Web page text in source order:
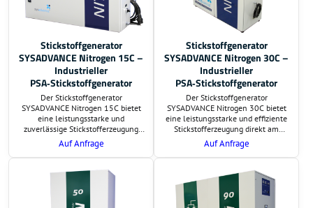
Stickstoffgenerator
SYSADVANCE Nitrogen 15C –
Industrieller
PSA‑Stickstoffgenerator
Der Stickstoffgenerator
SYSADVANCE Nitrogen 15C bietet
eine leistungsstarke und
zuverlässige Stickstofferzeugung
direkt am Einsatzort. Auf Wunsch
übernehmen wir die Lieferung und
schlüsselfertige Montage. Preis und
Lieferzeit sind auf Anfrage.
Zusätzlich erstellen wir eine
Berechnung der
Investitionsrentabilität.
Auf Anfrage
Stickstoffgenerator
SYSADVANCE Nitrogen 30C –
Industrieller
PSA‑Stickstoffgenerator
Der Stickstoffgenerator
SYSADVANCE Nitrogen 30C bietet
eine leistungsstarke und effiziente
Stickstofferzeugung direkt am
Einsatzort. Auf Wunsch
übernehmen wir die Lieferung und
schlüsselfertige Montage. Preis und
Lieferzeit sind auf Anfrage.
Zusätzlich erstellen wir eine
Berechnung der
Investitionsrentabilität.
Auf Anfrage